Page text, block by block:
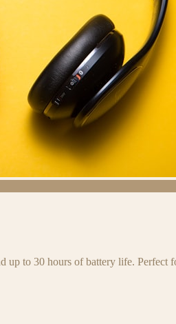
to 30 hours of battery life. Perfect